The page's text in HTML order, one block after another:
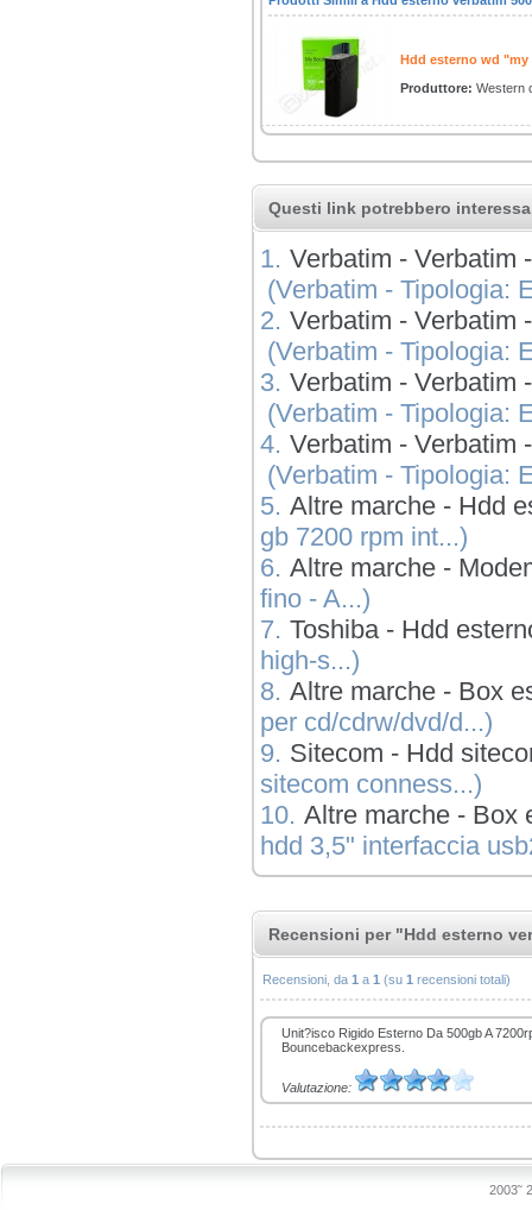
Hdd esterno wd
Produttore: Western
Questi link potrebbero
1. Verbatim - Verbatim
(Verbatim - Tipologia:
2. Verbatim - Verbatim
(Verbatim - Tipologia:
3. Verbatim - Verbatim
(Verbatim - Tipologia:
4. Verbatim - Verbatim
(Verbatim - Tipologia:
5. Altre marche - Hdd
gb 7200 rpm int...)
6. Altre marche -
fino - A...)
7. Toshiba - Hdd
high-s...)
8. Altre marche - Box
per cd/cdrw/dvd/d...)
9. Sitecom - Hdd
sitecom conness...)
10. Altre marche - Box
hdd 3,5" interfaccia
Recensioni per "Hdd esterno
Recensioni, da 1 a 1 (su 1 recensioni totali)
Unit?isco Rigido Esterno Da 500gb A
Bouncebackexpress.
Valutazione:
2003˜